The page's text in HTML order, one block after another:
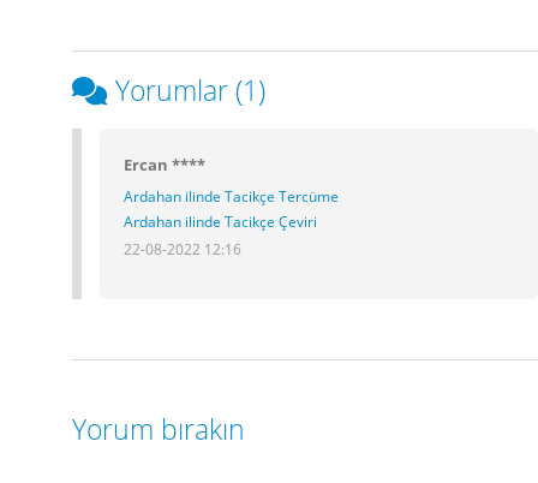
Yorumlar (1)
Ercan ****
Ardahan ilinde Tacikçe Tercüme
Ardahan ilinde Tacikçe Çeviri
22-08-2022 12:16
Yorum bırakın